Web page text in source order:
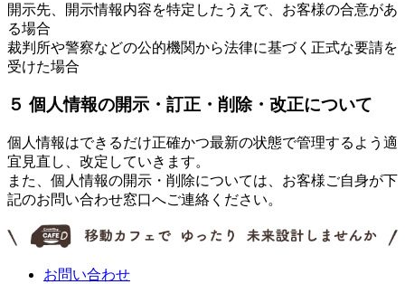
開示先、開示情報内容を特定したうえで、お客様の合意があ
る場合
裁判所や警察などの公的機関から法律に基づく正式な要請を
受けた場合
５ 個人情報の開示・訂正・削除・改正について
個人情報はできるだけ正確かつ最新の状態で管理するよう適
宜見直し、改定していきます。
また、個人情報の開示・削除については、お客様ご自身が下
記のお問い合わせ窓口へご連絡ください。
お問い合わせ